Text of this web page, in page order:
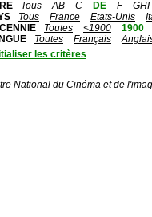
Tous AB C DE F
GHI
Tous France Etats-Unis
Toutes <1900
1900
Toutes Français
les critères
National du Cinéma et de